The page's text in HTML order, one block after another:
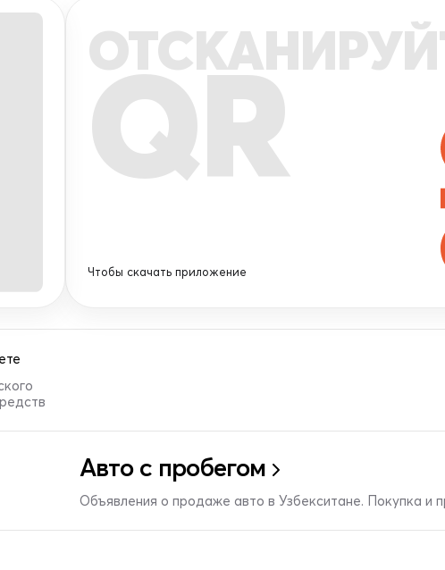
QR
Чтобы скачать приложение
Авто с пробегом
Объявления о продаже авто в Узбекситане. Покупка и